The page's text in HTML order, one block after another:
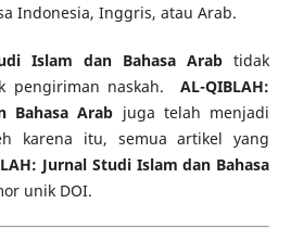
Indonesia, Inggris, atau Arab.
Islam dan Bahasa Arab tidak
pengiriman naskah.AL-QIBLAH:
Bahasa Arab juga telah menjadi
karena itu, semua artikel yang
Jurnal Studi Islam dan Bahasa
unik DOI.